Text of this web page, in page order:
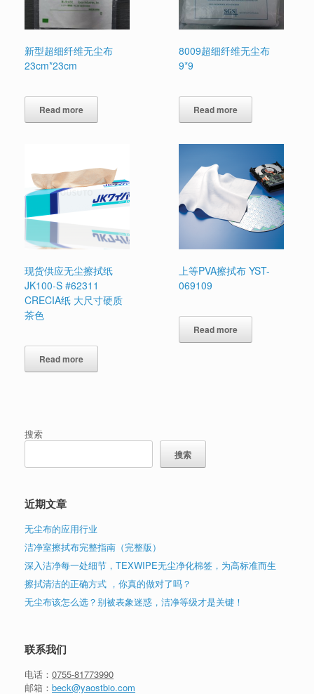
新型超细纤维无尘布
23cm*23cm
Read more
8009超细纤维无尘布
9*9
Read more
现货供应无尘擦拭纸
JK100-S #62311
CRECIA纸 大尺寸硬质
茶色
Read more
上等PVA擦拭布 YST-
069109
Read more
搜索
搜索
近期文章
无尘布的应用行业
洁净室擦拭布完整指南（完整版）
深入洁净每一处细节，TEXWIPE无尘净化棉签，为高标准而生
擦拭清洁的正确方式 ，你真的做对了吗？
无尘布该怎么选？别被表象迷惑，洁净等级才是关键！
联系我们
电话： 0755-81773990
邮箱： beck@yaostbio.com